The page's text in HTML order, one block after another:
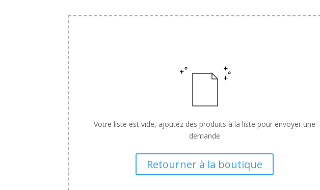
Votre liste est vide, ajoutez des produits à la liste pour envoyer une
demande
Retourner à la boutique